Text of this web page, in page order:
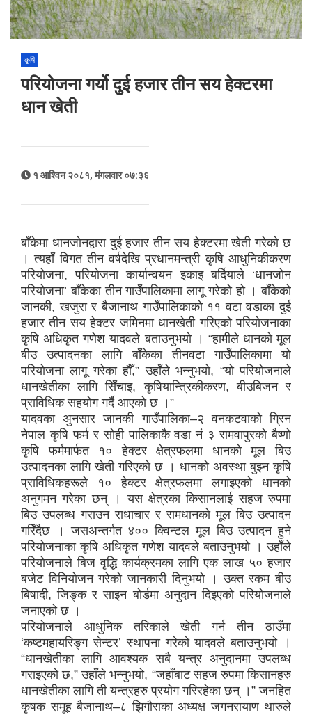
कृषि
परियोजना गर्यो दुई हजार तीन सय हेक्टरमा
धान खेती
१ आश्विन २०८१, मंगलवार ०७:३६
बाँकेमा धानजोनद्वारा दुई हजार तीन सय हेक्टरमा खेती गरेको छ
। त्यहाँ विगत तीन वर्षदेखि प्रधानमन्त्री कृषि आधुनिकीकरण
परियोजना, परियोजना कार्यान्वयन इकाइ बर्दियाले ‘धानजोन
परियोजना’ बाँकेका तीन गाउँपालिकामा लागू गरेको हो । बाँकेको
जानकी, खजुरा र बैजानाथ गाउँपालिकाको ११ वटा वडाका दुई
हजार तीन सय हेक्टर जमिनमा धानखेती गरिएको परियोजनाका
कृषि अधिकृत गणेश यादवले बताउनुभयो । “हामीले धानको मूल
बीउ उत्पादनका लागि बाँकेका तीनवटा गाउँपालिकामा यो
परियोजना लागू गरेका हौँ,” उहाँले भन्नुभयो, “यो परियोजनाले
धानखेतीका लागि सिँचाइ, कृषियान्त्रिकीकरण, बीउबिजन र
प्राविधिक सहयोग गर्दै आएको छ ।”
यादवका अुनसार जानकी गाउँपालिका–२ वनकटवाको ग्रिन
नेपाल कृषि फर्म र सोही पालिकाकै वडा नं ३ रामवापुरको बैष्णो
कृषि फर्ममार्फत १० हेक्टर क्षेत्रफलमा धानको मूल बिउ
उत्पादनका लागि खेती गरिएको छ । धानको अवस्था बुझ्न कृषि
प्राविधिकहरूले १० हेक्टर क्षेत्रफलमा लगाइएको धानको
अनुगमन गरेका छन् । यस क्षेत्रका किसानलाई सहज रुपमा
बिउ उपलब्ध गराउन राधाचार र रामधानको मूल बिउ उत्पादन
गरिँदैछ । जसअन्तर्गत ४०० क्विन्टल मूल बिउ उत्पादन हुने
परियोजनाका कृषि अधिकृत गणेश यादवले बताउनुभयो । उहाँले
परियोजनाले बिज वृद्धि कार्यक्रमका लागि एक लाख ५० हजार
बजेट विनियोजन गरेको जानकारी दिनुभयो । उक्त रकम बीउ
बिषादी, जिङ्क र साइन बोर्डमा अनुदान दिइएको परियोजनाले
जनाएको छ ।
परियोजनाले आधुनिक तरिकाले खेती गर्न तीन ठाउँमा
‘कष्टमहायरिङ्ग सेन्टर’ स्थापना गरेको यादवले बताउनुभयो ।
“धानखेतीका लागि आवश्यक सबै यन्त्र अनुदानमा उपलब्ध
गराइएको छ,” उहाँले भन्नुभयो, “जहाँबाट सहज रुपमा किसानहरु
धानखेतीका लागि ती यन्त्रहरु प्रयोग गरिरहेका छन् ।” जनहित
कृषक समूह बैजानाथ–८ झिगौराका अध्यक्ष जगनरायाण थारुले